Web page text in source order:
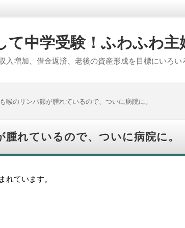
て中学受験！ふわふわ主
入増加、借金返済、老後の資産形成を目標にいろい
喉のリンパ節が腫れているので、ついに病院に。
れているので、ついに病院に。
ています。